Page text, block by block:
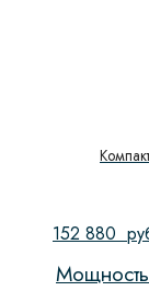
152 880